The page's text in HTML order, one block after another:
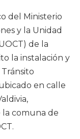
del Ministerio
y la Unidad
de la
la instalación y
en calle
comuna de